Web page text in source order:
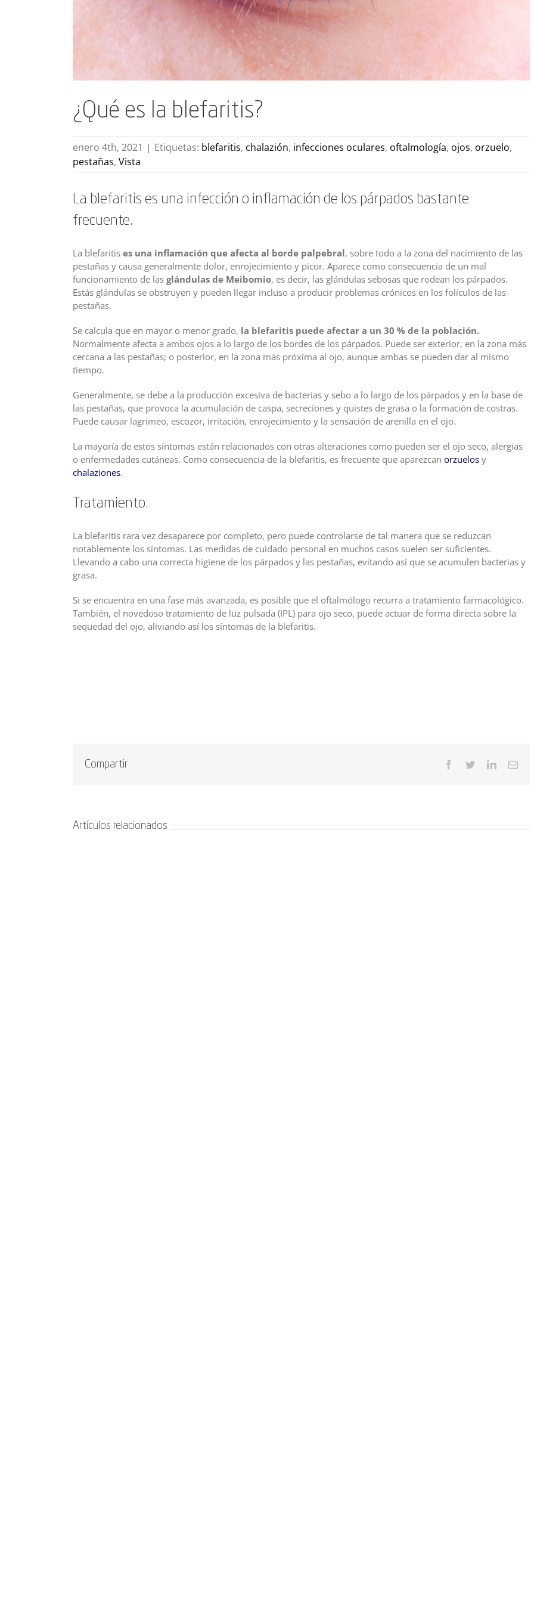
¿Qué es la blefaritis?
enero 4th, 2021 | Etiquetas: blefaritis, chalazión, infecciones oculares, oftalmología, ojos, orzuelo,
pestañas, Vista
La blefaritis es una infección o inflamación de los párpados bastante
frecuente.
La blefaritis es una inflamación que afecta al borde palpebral, sobre todo a la zona del nacimiento de las
pestañas y causa generalmente dolor, enrojecimiento y picor. Aparece como consecuencia de un mal
funcionamiento de las glándulas de Meibomio, es decir, las glándulas sebosas que rodean los párpados.
Estás glándulas se obstruyen y pueden llegar incluso a producir problemas crónicos en los folículos de las
pestañas.
Se calcula que en mayor o menor grado, la blefaritis puede afectar a un 30 % de la población.
Normalmente afecta a ambos ojos a lo largo de los bordes de los párpados. Puede ser exterior, en la zona más
cercana a las pestañas; o posterior, en la zona más próxima al ojo, aunque ambas se pueden dar al mismo
tiempo.
Generalmente, se debe a la producción excesiva de bacterias y sebo a lo largo de los párpados y en la base de
las pestañas, que provoca la acumulación de caspa, secreciones y quistes de grasa o la formación de costras.
Puede causar lagrimeo, escozor, irritación, enrojecimiento y la sensación de arenilla en el ojo.
La mayoría de estos síntomas están relacionados con otras alteraciones como pueden ser el ojo seco, alergias
o enfermedades cutáneas. Como consecuencia de la blefaritis, es frecuente que aparezcan orzuelos y
chalaziones.
Tratamiento.
La blefaritis rara vez desaparece por completo, pero puede controlarse de tal manera que se reduzcan
notablemente los síntomas. Las medidas de cuidado personal en muchos casos suelen ser suficientes.
Llevando a cabo una correcta higiene de los párpados y las pestañas, evitando así que se acumulen bacterias y
grasa.
Si se encuentra en una fase más avanzada, es posible que el oftalmólogo recurra a tratamiento farmacológico.
También, el novedoso tratamiento de luz pulsada (IPL) para ojo seco, puede actuar de forma directa sobre la
sequedad del ojo, aliviando así los síntomas de la blefaritis.
Compartir Facebook
TwitterLinkedIn
Artículos relacionados